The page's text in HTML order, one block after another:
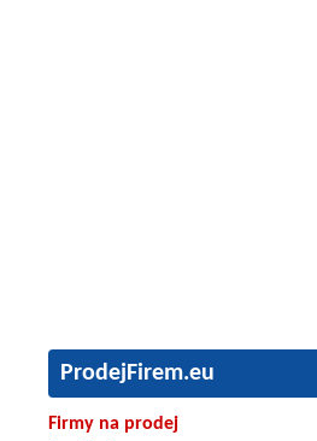
ProdejFirem.eu
Firmy na prodej